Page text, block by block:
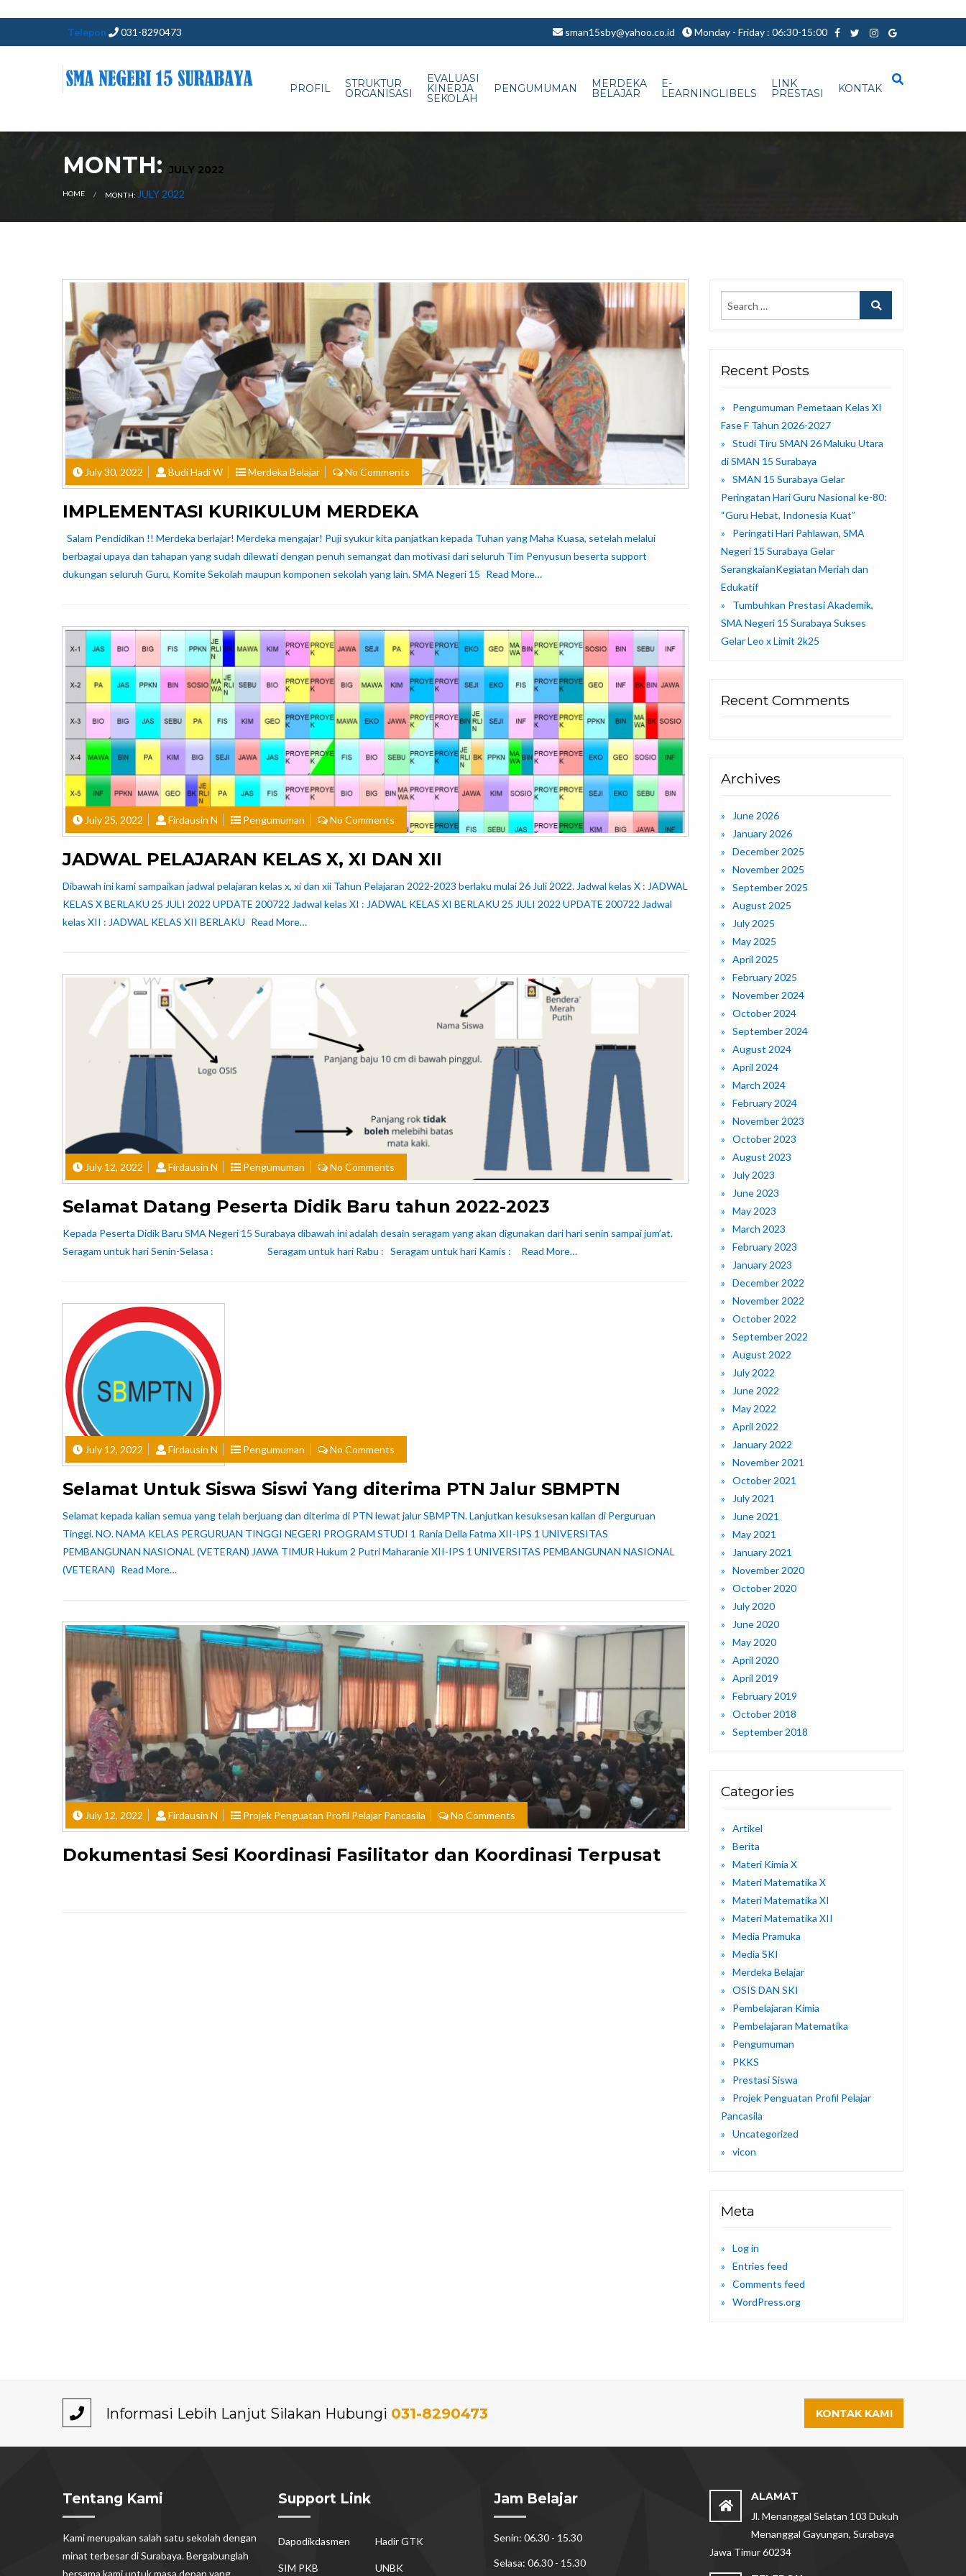
Telepon 031-8290473 sman15sby@yahoo.co.id Monday - Friday : 06:30-15:00
PROFIL STRUKTUR
ORGANISASI
EVALUASI
KINERJA
SEKOLAH
PENGUMUMAN MERDEKA
BELAJAR
E-
LEARNINGLIBELS
LINK
PRESTASI KONTAK
MONTH: JULY 2022
HOME CURRENT:
MONTH: JULY 2022
July 30, 2022 Budi Hadi W Merdeka Belajar No Comments
IMPLEMENTASI KURIKULUM MERDEKA
Salam Pendidikan !! Merdeka berlajar! Merdeka mengajar! Puji syukur kita panjatkan kepada Tuhan yang Maha Kuasa, setelah melalui
berbagai upaya dan tahapan yang sudah dilewati dengan penuh semangat dan motivasi dari seluruh Tim Penyusun beserta support
dukungan seluruh Guru, Komite Sekolah maupun komponen sekolah yang lain. SMA Negeri 15 Read More…
July 25, 2022 Firdausin N Pengumuman No Comments
JADWAL PELAJARAN KELAS X, XI DAN XII
Dibawah ini kami sampaikan jadwal pelajaran kelas x, xi dan xii Tahun Pelajaran 2022-2023 berlaku mulai 26 Juli 2022. Jadwal kelas X : JADWAL
KELAS X BERLAKU 25 JULI 2022 UPDATE 200722 Jadwal kelas XI : JADWAL KELAS XI BERLAKU 25 JULI 2022 UPDATE 200722 Jadwal
kelas XII : JADWAL KELAS XII BERLAKU Read More…
July 12, 2022 Firdausin N Pengumuman No Comments
Selamat Datang Peserta Didik Baru tahun 2022-2023
Kepada Peserta Didik Baru SMA Negeri 15 Surabaya dibawah ini adalah desain seragam yang akan digunakan dari hari senin sampai jum’at.
Seragam untuk hari Senin-Selasa : Seragam untuk hari Rabu : Seragam untuk hari Kamis :
Read More…
July 12, 2022 Firdausin N Pengumuman No Comments
Selamat Untuk Siswa Siswi Yang diterima PTN Jalur SBMPTN
Selamat kepada kalian semua yang telah berjuang dan diterima di PTN lewat jalur SBMPTN. Lanjutkan kesuksesan kalian di Perguruan
Tinggi. NO. NAMA KELAS PERGURUAN TINGGI NEGERI PROGRAM STUDI 1 Rania Della Fatma XII-IPS 1 UNIVERSITAS
PEMBANGUNAN NASIONAL (VETERAN) JAWA TIMUR Hukum 2 Putri Maharanie XII-IPS 1 UNIVERSITAS PEMBANGUNAN NASIONAL
(VETERAN) Read More…
July 12, 2022 Firdausin N Projek Penguatan Profil Pelajar Pancasila No Comments
Dokumentasi Sesi Koordinasi Fasilitator dan Koordinasi Terpusat
Recent Posts
Pengumuman Pemetaan Kelas XI
Fase F Tahun 2026-2027
Studi Tiru SMAN 26 Maluku Utara
di SMAN 15 Surabaya
SMAN 15 Surabaya Gelar
Peringatan Hari Guru Nasional ke-80:
“Guru Hebat, Indonesia Kuat”
Peringati Hari Pahlawan, SMA
Negeri 15 Surabaya Gelar
SerangkaianKegiatan Meriah dan
Edukatif
Tumbuhkan Prestasi Akademik,
SMA Negeri 15 Surabaya Sukses
Gelar Leo x Limit 2k25
Recent Comments
Archives
June 2026
January 2026
December 2025
November 2025
September 2025
August 2025
July 2025
May 2025
April 2025
February 2025
November 2024
October 2024
September 2024
August 2024
April 2024
March 2024
February 2024
November 2023
October 2023
August 2023
July 2023
June 2023
May 2023
March 2023
February 2023
January 2023
December 2022
November 2022
October 2022
September 2022
August 2022
July 2022
June 2022
May 2022
April 2022
January 2022
November 2021
October 2021
July 2021
June 2021
May 2021
January 2021
November 2020
October 2020
July 2020
June 2020
May 2020
April 2020
April 2019
February 2019
October 2018
September 2018
Categories
Artikel
Berita
Materi Kimia X
Materi Matematika X
Materi Matematika XI
Materi Matematika XII
Media Pramuka
Media SKI
Merdeka Belajar
OSIS DAN SKI
Pembelajaran Kimia
Pembelajaran Matematika
Pengumuman
PKKS
Prestasi Siswa
Projek Penguatan Profil Pelajar
Pancasila
Uncategorized
vicon
Meta
Log in
Entries feed
Comments feed
WordPress.org
Informasi Lebih Lanjut Silakan Hubungi 031-8290473 KONTAK KAMI
Tentang Kami
Kami merupakan salah satu sekolah dengan
minat terbesar di Surabaya. Bergabunglah
bersama kami untuk masa depan yang
Support Link
Dapodikdasmen Hadir GTK
SIM PKB UNBK
Jam Belajar
Senin: 06.30 - 15.30
Selasa: 06.30 - 15.30
ALAMAT
Jl. Menanggal Selatan 103 Dukuh
Menanggal Gayungan, Surabaya
Jawa Timur 60234